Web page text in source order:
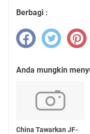
Berbagi :
Anda mungkin
China Tawarkan JF-